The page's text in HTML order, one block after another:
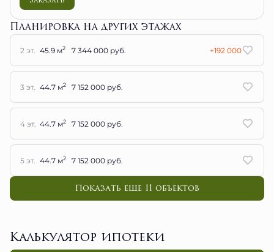
Планировка на других этажах
2 эт. 45.9 м 2 7 344 000 руб.
3 эт. 44.7 м2 7 152 000 руб.
4 эт. 44.7 м2 7 152 000 руб.
5 эт. 44.7 м2 7 152 000 руб.
Показать еще 11 объектов
Фильтр предложений